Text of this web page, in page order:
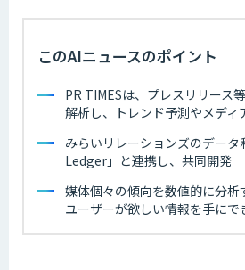
このAIニュースのポイント
PR TIMESは、プレスリリース
解析し、トレンド予測やメディ
みらいリレーションズのデー
Ledger」と連携し、共同開発
媒体個々の傾向を数値的に分析
ユーザーが欲しい情報を手にで